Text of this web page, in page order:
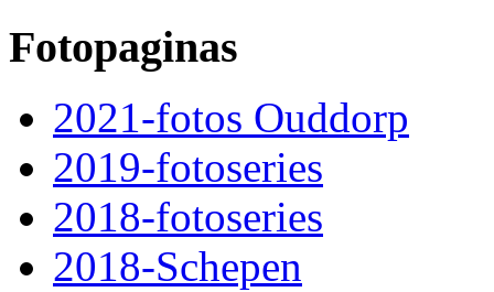
Fotopaginas
2021-fotos Ouddorp
2019-fotoseries
2018-fotoseries
2018-Schepen